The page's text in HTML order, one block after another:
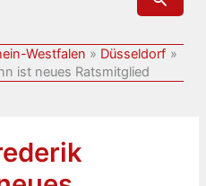
Westfalen
Düsseldorf
ist neues Ratsmitglied